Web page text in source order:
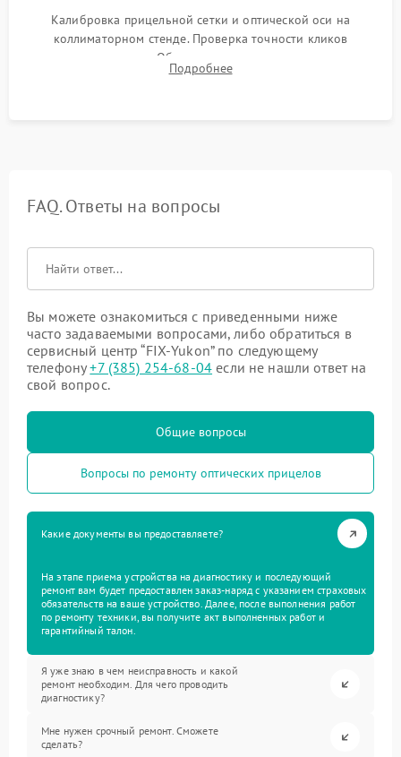
Калибровка прицельной сетки и оптической оси на
коллиматорном стенде. Проверка точности кликов
механизма поправок. Обязательное испытание прицела на
ударном стенде для проверки устойчивости к отдаче и
Подробнее
FAQ. Ответы на вопросы
Вы можете ознакомиться с приведенными ниже
часто задаваемыми вопросами, либо обратиться в
сервисный центр “FIX-Yukon” по следующему
телефону+7 (385) 254-68-04 если не нашли ответ на
свой вопрос.
Общие вопросы
Вопросы по ремонту оптических прицелов
Какие документы вы предоставляете?
На этапе приема устройства на диагностику и последующий
ремонт вам будет предоставлен заказ-наряд с указанием страховых
обязательств на ваше устройство. Далее, после выполнения работ
по ремонту техники, вы получите акт выполненных работ и
гарантийный талон.
Я уже знаю в чем неисправность и какой
ремонт необходим. Для чего проводить
диагностику?
Мне нужен срочный ремонт. Сможете
сделать?